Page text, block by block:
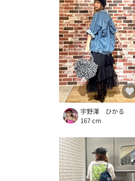
宇野澤 ひかる
167 cm